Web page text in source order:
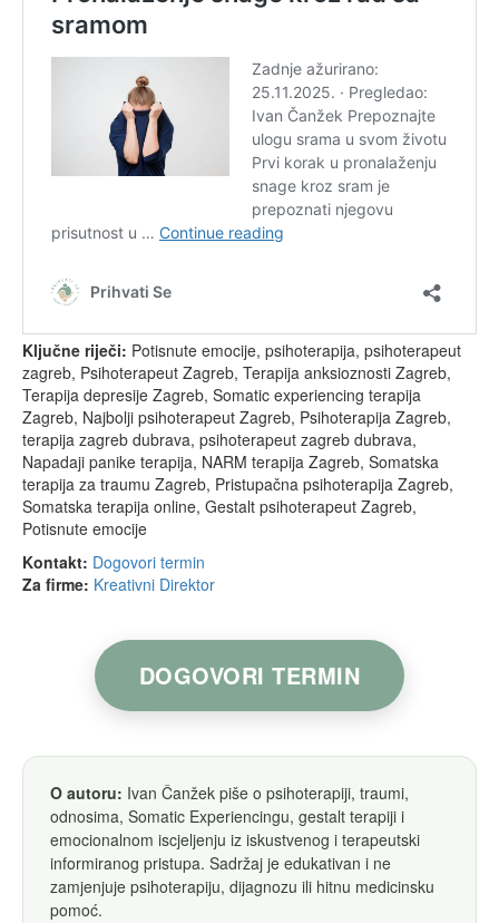
Ključne riječi: Potisnute emocije, psihoterapija, psihoterapeut
zagreb, Psihoterapeut Zagreb, Terapija anksioznosti Zagreb,
Terapija depresije Zagreb, Somatic experiencing terapija
Zagreb, Najbolji psihoterapeut Zagreb, Psihoterapija Zagreb,
terapija zagreb dubrava, psihoterapeut zagreb dubrava,
Napadaji panike terapija, NARM terapija Zagreb, Somatska
terapija za traumu Zagreb, Pristupačna psihoterapija Zagreb,
Somatska terapija online, Gestalt psihoterapeut Zagreb,
Potisnute emocije
Kontakt: Dogovori termin
Za firme: Kreativni Direktor
DOGOVORI TERMIN
O autoru: Ivan Čanžek piše o psihoterapiji, traumi,
odnosima, Somatic Experiencingu, gestalt terapiji i
emocionalnom iscjeljenju iz iskustvenog i terapeutski
informiranog pristupa. Sadržaj je edukativan i ne
zamjenjuje psihoterapiju, dijagnozu ili hitnu medicinsku
pomoć.